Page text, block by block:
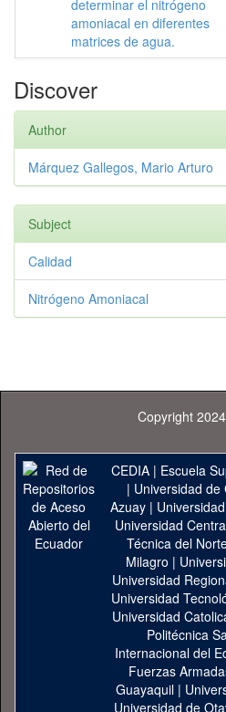
determinar el nitrógeno
amoniacal en diferentes
matrices de agua.
Discover
Author
Márquez Gallegos, Mario Arturo
Subject
Calidad
Nitrógeno Amoniacal
Copyright
CEDIA| Escuela
| Universidad de
Azuay|
Universidad
Técnica del
Milagro |
Universidad
Universidad
Universidad
Politécnica
Internacional del
Fuerzas
Guayaquil|
Universidad de